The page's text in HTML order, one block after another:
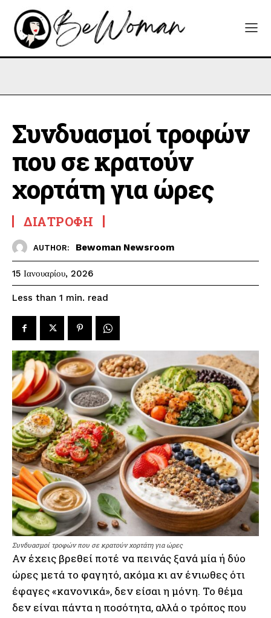
Συνδυασμοί τροφών
που σε κρατούν
χορτάτη για ώρες
ΔΙΑΤΡΟΦΉ
AUTHOR: Bewoman Newsroom
15 Ιανουαρίου, 2026
Less than 1 min. read
Συνδυασμοί τροφών που σε κρατούν χορτάτη για ώρες
Αν έχεις βρεθεί ποτέ να πεινάς ξανά μία ή δύο
ώρες μετά το φαγητό, ακόμα κι αν ένιωθες ότι
έφαγες «κανονικά», δεν είσαι η μόνη. Το θέμα
δεν είναι πάντα η ποσότητα, αλλά ο τρόπος που